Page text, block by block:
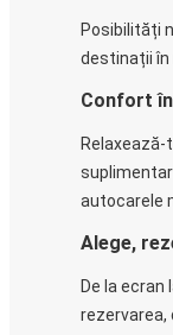
Posibilități
destinații în
Confort
autocarele
Alege,
De la
rezervarea,